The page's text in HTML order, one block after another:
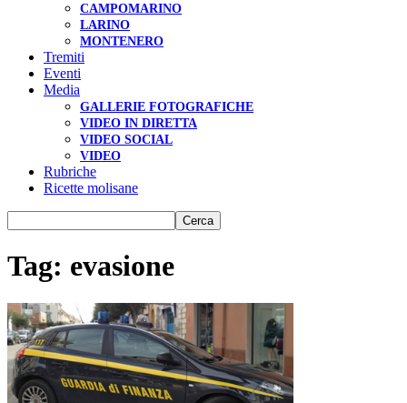
CAMPOMARINO
LARINO
MONTENERO
Tremiti
Eventi
Media
GALLERIE FOTOGRAFICHE
VIDEO IN DIRETTA
VIDEO SOCIAL
VIDEO
Rubriche
Ricette molisane
Tag: evasione